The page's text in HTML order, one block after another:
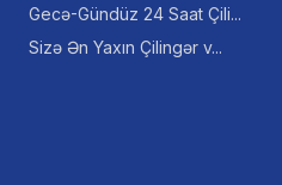
Gecə-Gündüz 24 Saat Çili...
Sizə Ən Yaxın Çilingər v...